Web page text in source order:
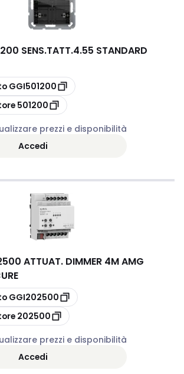
SENS.TATT.4.55 STANDARD
GGI501200
501200
prezzi e disponibilità
Accedi
ATTUAT. DIMMER 4M AMG
GGI202500
202500
prezzi e disponibilità
Accedi